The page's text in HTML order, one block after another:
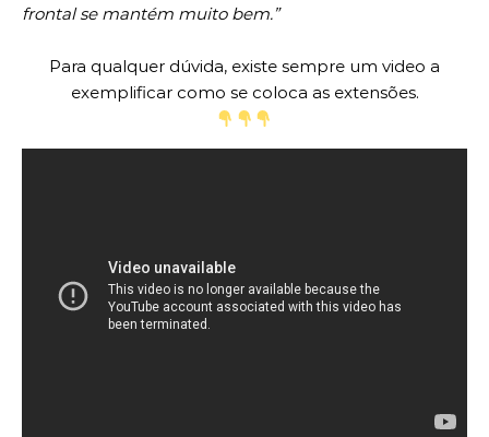
frontal se mantém muito bem.”
Para qualquer dúvida, existe sempre um video a
exemplificar como se coloca as extensões.